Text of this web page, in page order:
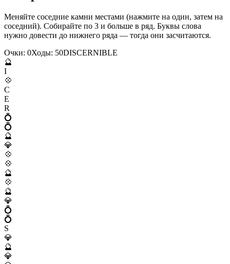
Меняйте соседние камни местами (нажмите на один, затем на
соседний). Собирайте по 3 и больше в ряд. Буквы слова
нужно довести до нижнего ряда — тогда они засчитаются.
Очки: 0Ходы: 50DISCERNIBLE
🔮
I
💠
C
E
R
💍
💍
🔮
💎
💠
💠
🔮
💠
🔮
💎
💍
💍
S
💎
🔮
💎